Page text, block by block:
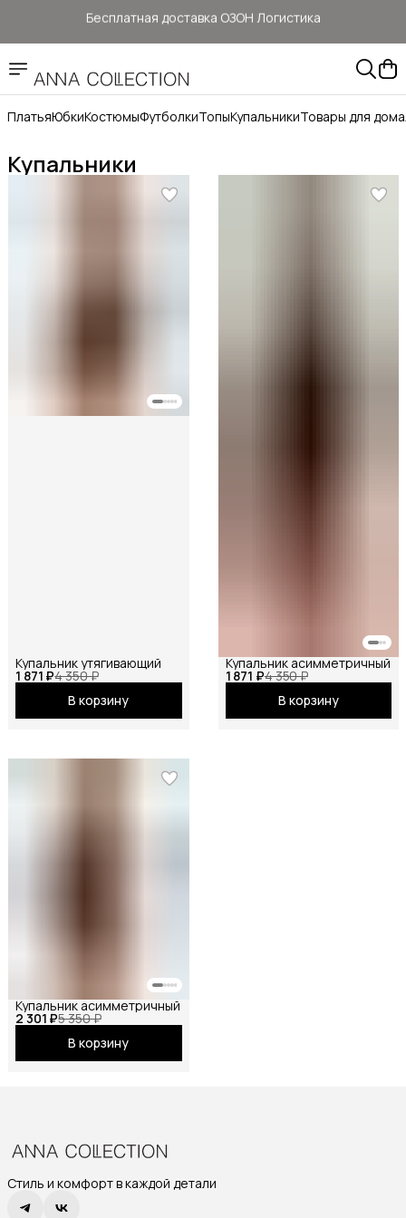
Бесплатная доставка ОЗОН Логистика
Здесь цены ниже, чем на: ОЗОН, ВБ, Яндекс маркет
Прямые продажи от ANNA Collection
ПлатьяЮбкиКостюмыФутболкиТопыКупальникиТовары для дома
Купальники
1 871 ₽4 350 ₽
Купальник утягивающий
В корзину
1 871 ₽4 350 ₽
Купальник асимметричный
В корзину
2 301 ₽5 350 ₽
Купальник асимметричный
В корзину
Стиль и комфорт в каждой детали